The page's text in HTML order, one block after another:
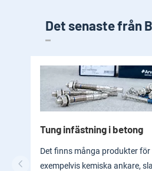
Det senaste från
Tung infästning i betong
Det finns många produkter
exempelvis kemiska ankare,